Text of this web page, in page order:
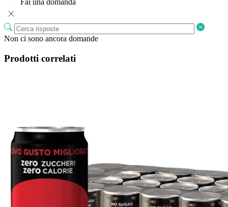
Fai una domanda
Non ci sono ancora domande
Prodotti correlati